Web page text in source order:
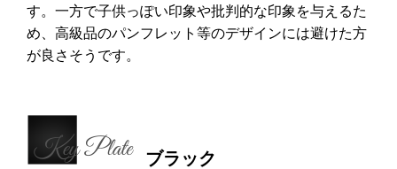
す。一方で子供っぽい印象や批判的な印象を与えるた
め、高級品のパンフレット等のデザインには避けた方
が良さそうです。
ブラック